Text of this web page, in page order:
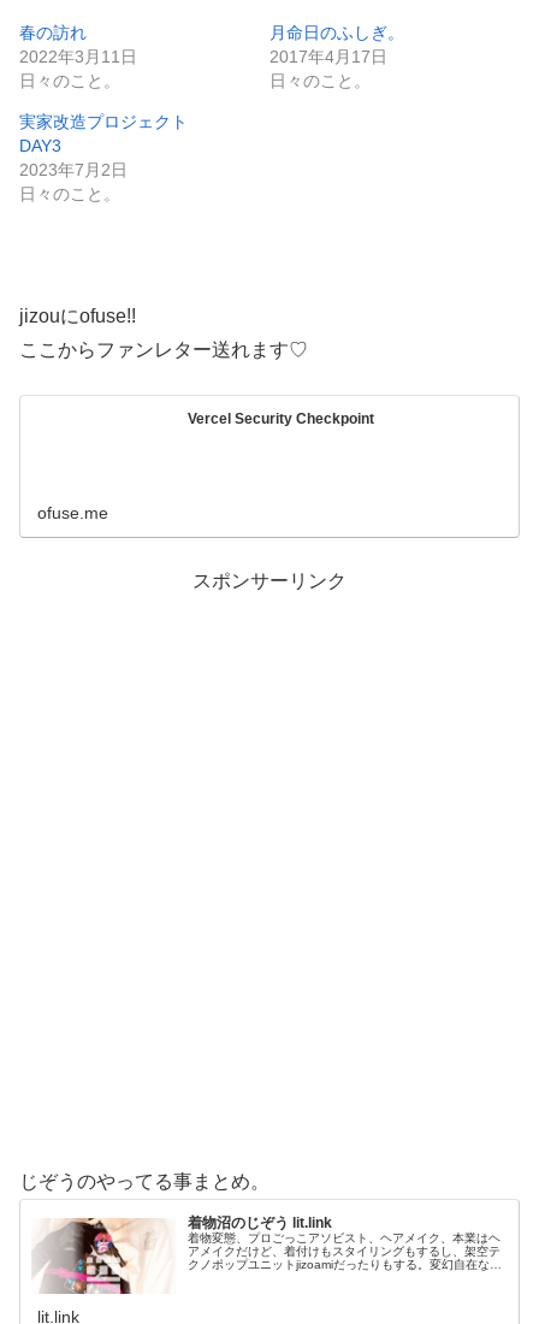
春の訪れ
2022年3月11日
日々のこと。
月命日のふしぎ。
2017年4月17日
日々のこと。
実家改造プロジェクト
DAY3
2023年7月2日
日々のこと。
jizouにofuse!!
ここからファンレター送れます♡
Vercel Security Checkpoint
ofuse.me
スポンサーリンク
じぞうのやってる事まとめ。
着物沼のじぞう lit.link
着物変態、プロごっこアソビスト、ヘアメイク、本業はヘ
アメイクだけど、着付けもスタイリングもするし、架空テ
クノポップユニットjizoamiだったりもする。変幻自在なた
lit.link